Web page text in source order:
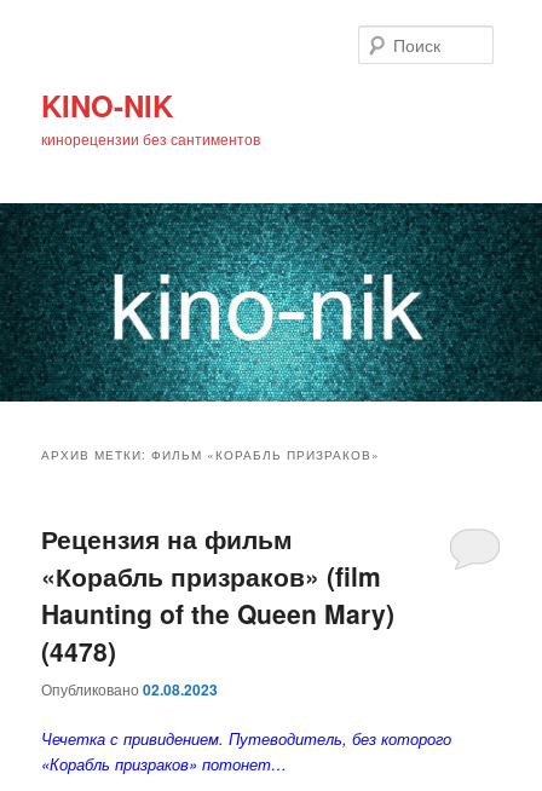
KINO-NIK
кинорецензии без сантиментов
основному
содержимому
дополнительному
содержимому
АРХИВ МЕТКИ:ФИЛЬМ «КОРАБЛЬ ПРИЗРАКОВ»
Рецензия на фильм
«Корабль призраков» (film
Haunting of the Queen Mary)
(4478)
Опубликовано02.08.2023
Чечетка с привидением. Путеводитель, без которого
«Корабль призраков» потонет…